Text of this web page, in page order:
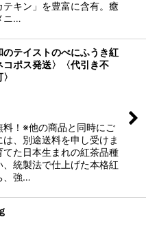
キン」を豊富に含有。癒
ニ…
のテイストのべにふうき紅
ポス発送〉〈代引き不
料！※他の商品と同時にご
、別途送料を申し受けま
た日本生まれの紅茶品種
、統製法で仕上げた本格紅
、強…